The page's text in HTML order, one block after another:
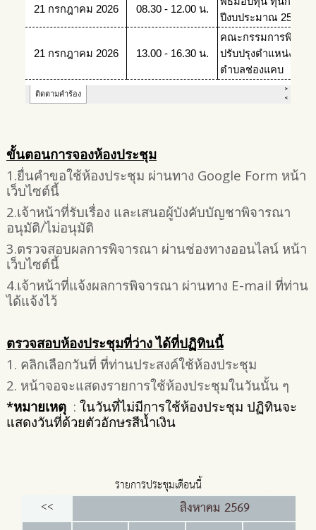
ขั้นตอนการจองห้องประชุม
1.ยื่นคำขอใช้ห้องประชุม ผ่านทาง Google Form หน้า
เว็บไซต์นี้
2.เจ้าหน้าที่รับเรื่อง และเสนอผู้บังคับบัญชาพิจารณา
อนุมัติ/ไม่อนุมัติ
3.ตรวจสอบผลการพิจารณา ผ่านช่องทางออนไลน์ หน้า
เว็บไซต์นี้
4.เจ้าหน้าที่แจ้งผลการพิจารณา ผ่านทาง E-mail ที่ท่าน
ได้แจ้งไว้
ตรวจสอบห้องประชุมที่ว่าง ได้ที่ปฏิทินนี้
1. คลิกเลือกวันที่ ที่ท่านประสงค์ใช้ห้องประชุม
2. หน้าจอจะแสดงรายการใช้ห้องประชุมในวันนั้น ๆ
*หมายเหตุ : ในวันที่ไม่มีการใช้ห้องประชุม ปฏิทินจะ
แสดงวันที่ด้วยตัวอักษรสีน้ำเงิน